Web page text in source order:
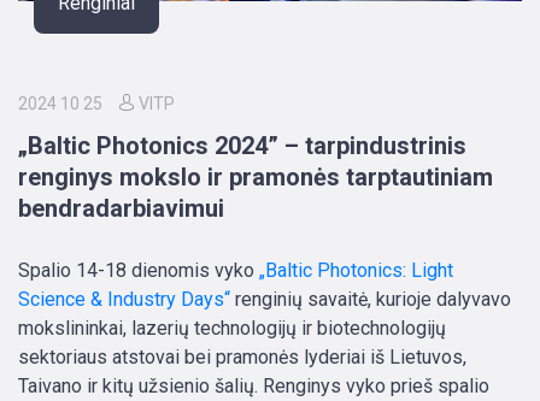
2024 10 25 VITP
„Baltic Photonics 2024” – tarpindustrinis
renginys mokslo ir pramonės tarptautiniam
bendradarbiavimui
Spalio 14-18 dienomis vyko „Baltic Photonics: Light
Science & Industry Days“ renginių savaitė, kurioje dalyvavo
mokslininkai, lazerių technologijų ir biotechnologijų
sektoriaus atstovai bei pramonės lyderiai iš Lietuvos,
Taivano ir kitų užsienio šalių. Renginys vyko prieš spalio